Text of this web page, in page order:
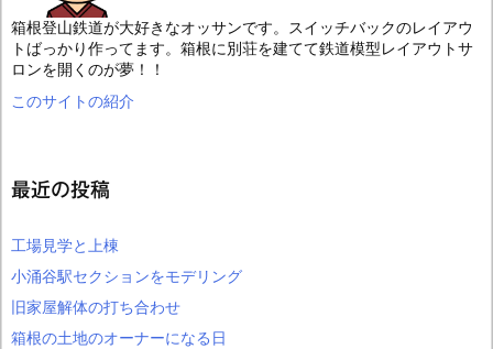
箱根登山鉄道が大好きなオッサンです。スイッチバックのレイアウ
トばっかり作ってます。箱根に別荘を建てて鉄道模型レイアウトサ
ロンを開くのが夢！！
このサイトの紹介
最近の投稿
工場見学と上棟
小涌谷駅セクションをモデリング
旧家屋解体の打ち合わせ
箱根の土地のオーナーになる日